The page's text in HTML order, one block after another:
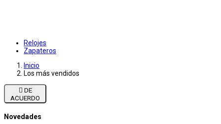
Relojes
Zapateros
Inicio
Los más vendidos

ACUERDO
Novedades